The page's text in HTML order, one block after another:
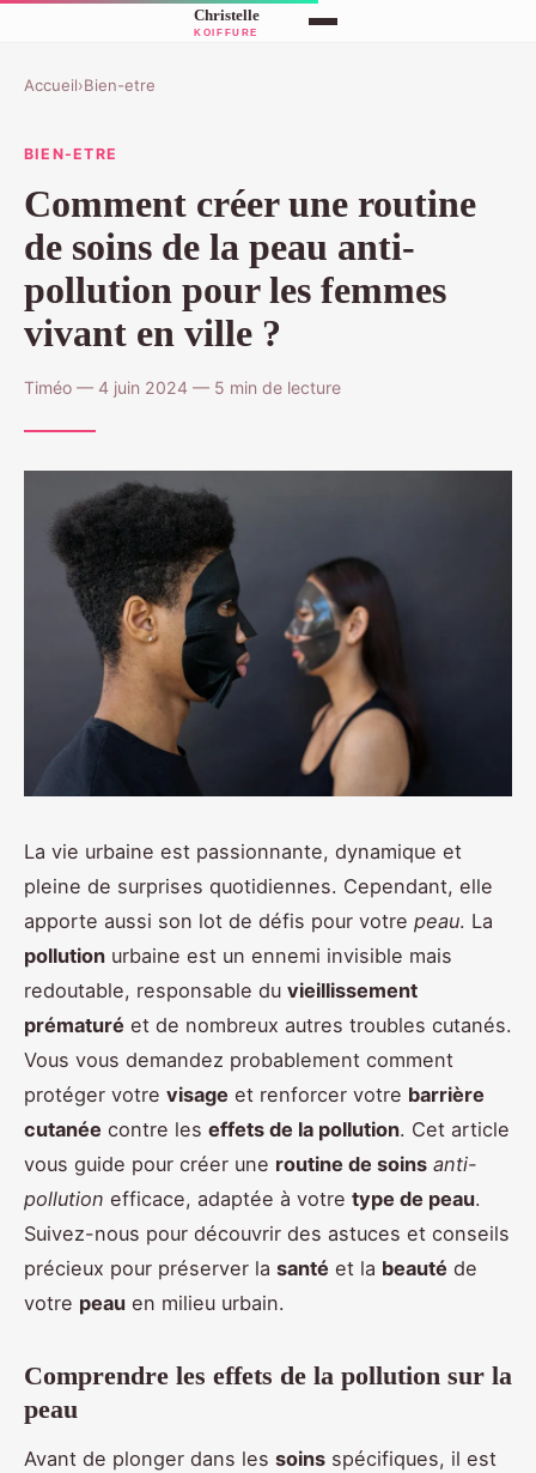
Accueil›Bien-etre
BIEN-ETRE
Comment créer une routine
de soins de la peau anti-
pollution pour les femmes
vivant en ville ?
Timéo — 4 juin 2024 — 5 min de lecture
La vie urbaine est passionnante, dynamique et
pleine de surprises quotidiennes. Cependant, elle
apporte aussi son lot de défis pour votre peau. La
pollution urbaine est un ennemi invisible mais
redoutable, responsable du vieillissement
prématuré et de nombreux autres troubles cutanés.
Vous vous demandez probablement comment
protéger votre visage et renforcer votre barrière
cutanée contre les effets de la pollution. Cet article
vous guide pour créer une routine de soins anti-
pollution efficace, adaptée à votre type de peau.
Suivez-nous pour découvrir des astuces et conseils
précieux pour préserver la santé et la beauté de
votre peau en milieu urbain.
Comprendre les effets de la pollution sur la
peau
Avant de plonger dans les soins spécifiques, il est